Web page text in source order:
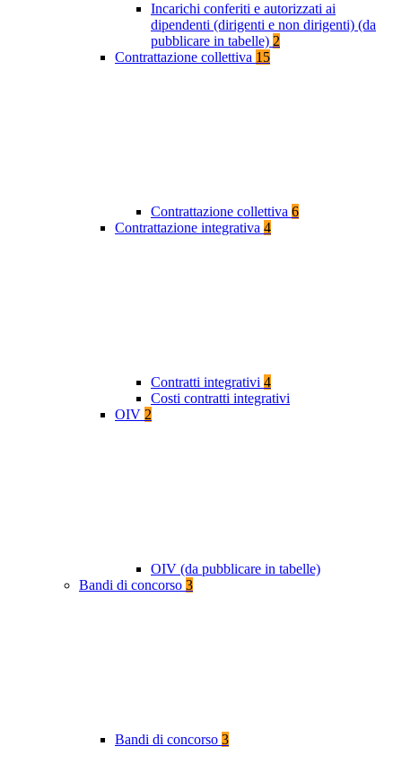
Incarichi conferiti e autorizzati ai
dipendenti (dirigenti e non dirigenti) (da
pubblicare in tabelle) 2
Contrattazione collettiva 15
Contrattazione collettiva 6
Contrattazione integrativa 4
Contratti integrativi 4
Costi contratti integrativi
OIV 2
OIV (da pubblicare in tabelle)
Bandi di concorso 3
Bandi di concorso 3